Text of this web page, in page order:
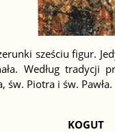
sześciu figur.
Według tradycji
św. Piotra i św. Pawła.
KOGUT